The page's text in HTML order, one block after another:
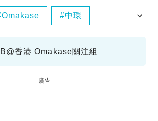
Omakase 中環
香港 Omakase關注組
廣告